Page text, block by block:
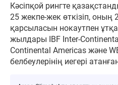
Кәсіпқой рингте
25 жекпе-жек өткізіп, оның
қарсыласын нокаутпен
жылдары IBF Inter-
Continental Americas және
белбеулерінің иегері